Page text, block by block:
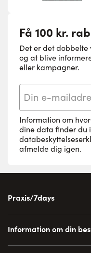
Få 100 kr.
Det er det
og at blive
eller kampagner.
Information om
dine data finder du
afmelde dig igen.
Praxis/7days
Information om din